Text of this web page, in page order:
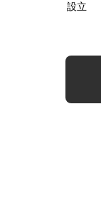
設立